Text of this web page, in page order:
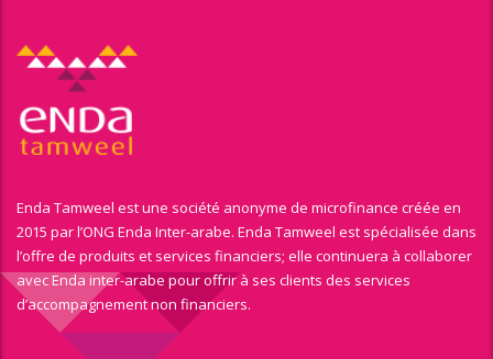
Enda Tamweel est une société anonyme de microfinance créée en
2015 par l’ONG Enda Inter-arabe. Enda Tamweel est spécialisée dans
l’offre de produits et services financiers; elle continuera à collaborer
avec Enda inter-arabe pour offrir à ses clients des services
d’accompagnement non financiers.